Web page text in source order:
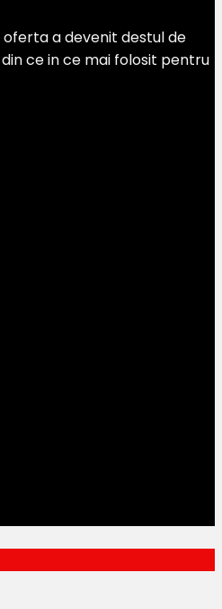
a devenit destul de
ce in ce mai folosit pentru